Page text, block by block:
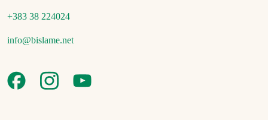
+383 38 224024
info@bislame.net